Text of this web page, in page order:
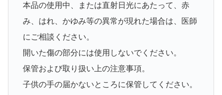
本品の使用中、または直射日光にあたって、赤
み、はれ、かゆみ等の異常が現れた場合は、医師
にご相談ください。
開いた傷の部分には使用しないでください。
保管および取り扱い上の注意事項。
子供の手の届かないところに保管してください。